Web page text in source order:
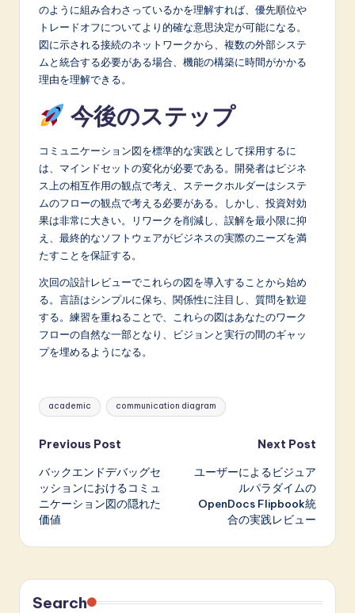
のように組み合わさっているかを理解すれば、優先順位や
トレードオフについてより的確な意思決定が可能になる。
図に示される接続のネットワークから、複数の外部システ
ムと統合する必要がある場合、機能の構築に時間がかかる
理由を理解できる。
今後のステップ
コミュニケーション図を標準的な実践として採用するに
は、マインドセットの変化が必要である。開発者はビジネ
ス上の相互作用の観点で考え、ステークホルダーはシステ
ムのフローの観点で考える必要がある。しかし、投資対効
果は非常に大きい。リワークを削減し、誤解を最小限に抑
え、最終的なソフトウェアがビジネスの実際のニーズを満
たすことを保証する。
次回の設計レビューでこれらの図を導入することから始め
る。言語はシンプルに保ち、関係性に注目し、質問を歓迎
する。練習を重ねることで、これらの図はあなたのワーク
フローの自然な一部となり、ビジョンと実行の間のギャッ
プを埋めるようになる。
Tags:
academic communication diagram
Post
navigation
Previous Post
バックエンドデバッグセ
ッションにおけるコミュ
ニケーション図の隠れた
価値
Next Post
ユーザーによるビジュア
ルパラダイムの
OpenDocs Flipbook統
合の実践レビュー
Search